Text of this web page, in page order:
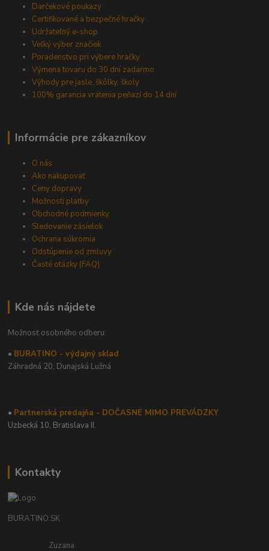
Darčekové poukazy
Certifikované a bezpečné hračky
Udržateľný e-shop
Veľký výber značiek
Poradenstvo pri výbere hračky
Výmena tovaru do 30 dní zadarmo
Výhody pre jasle, škôlky, školy
100% garancia vrátenia peňazí do 14 dní
Informácie pre zákazníkov
O nás
Ako nakupovať
Ceny dopravy
Možnosti platby
Obchodné podmienky
Sledovanie zásielok
Ochrana súkromia
Odstúpenie od zmluvy
Časté otázky (FAQ)
Kde nás nájdete
Možnosť osobného odberu:
• BURATINO - výdajný sklad
Záhradná 20, Dunajská Lužná
• Partnerská predajňa - DOČASNE MIMO PREVÁDZKY
Uzbecká 10, Bratislava II.
Kontakty
BURATINO.SK
Zuzana